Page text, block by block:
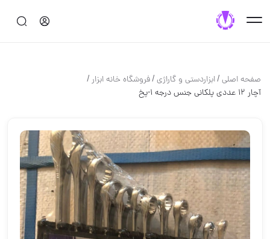
صفحه اصلی/ابزاردستی و گاراژی/فروشگاه خانه ابزار/
آچار ۱۲ عددی پلکانی جنس درجه ۱-پخ